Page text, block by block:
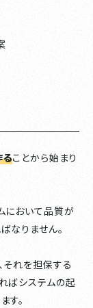
ることから始まり
において品質が
なりません。
それを担保する
ばシステムの起
す。